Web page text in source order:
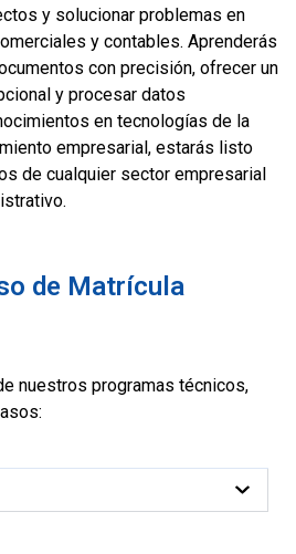
y solucionar problemas en
y contables. Aprenderás
con precisión, ofrecer un
y procesar datos
en tecnologías de la
empresarial, estarás listo
de cualquier sector empresarial
de Matrícula
nuestros programas técnicos,